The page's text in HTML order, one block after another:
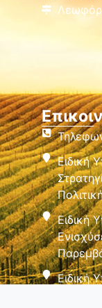
Ειδική
Ειδική
Ειδική